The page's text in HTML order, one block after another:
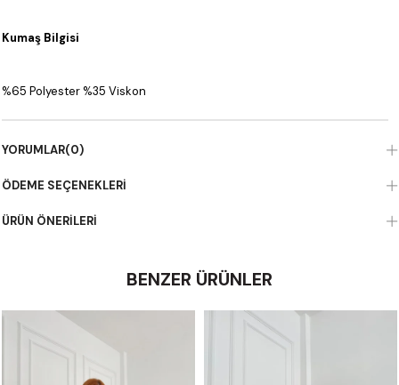
Kumaş Bilgisi
%65 Polyester %35 Viskon
YORUMLAR(0)
ÖDEME SEÇENEKLERI
ÜRÜN ÖNERILERI
BENZER ÜRÜNLER